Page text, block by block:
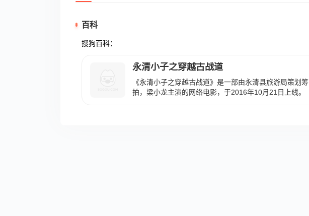
百科
搜狗百科：
永清小子之穿越古战道
《永清小子之穿越古战道》是一部由永清县旅游局策划筹
拍，梁小龙主演的网络电影，于2016年10月21日上线。